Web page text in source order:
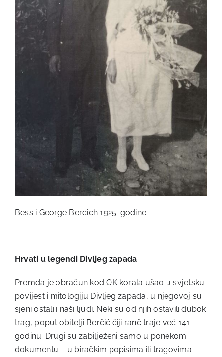
Bess i George Bercich 1925. godine
Hrvati u legendi Divljeg zapada
Premda je obračun kod OK korala ušao u svjetsku
povijest i mitologiju Divljeg zapada, u njegovoj su
sjeni ostali i naši ljudi. Neki su od njih ostavili dubok
trag, poput obitelji Berčić čiji ranč traje već 141
godinu. Drugi su zabilježeni samo u ponekom
dokumentu – u biračkim popisima ili tragovima